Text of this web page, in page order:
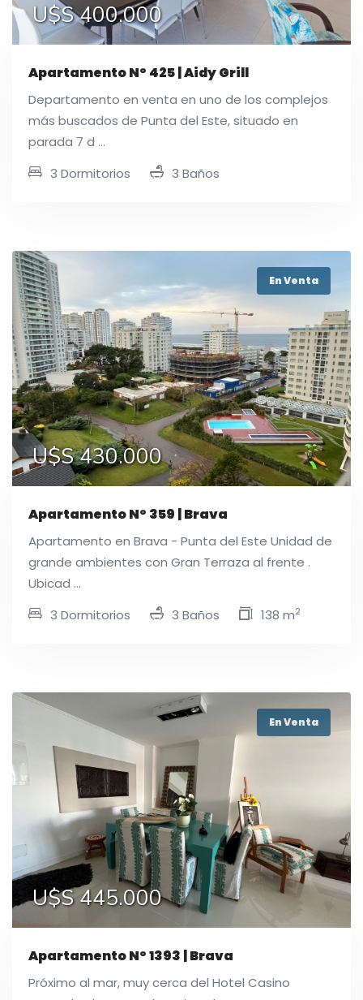
U$S 400.000
Apartamento N° 425 | Aidy Grill
Departamento en venta en uno de los complejos
más buscados de Punta del Este, situado en
parada 7 d ...
3 Dormitorios
3 Baños
En Venta
U$S 430.000
Apartamento N° 359 | Brava
Apartamento en Brava - Punta del Este Unidad de
grande ambientes con Gran Terraza al frente .
Ubicad ...
3 Dormitorios
3 Baños 138 m2
En Venta
U$S 445.000
Apartamento N° 1393 | Brava
Próximo al mar, muy cerca del Hotel Casino